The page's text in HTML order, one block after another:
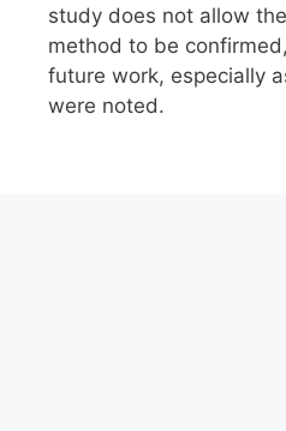
study does not allow
method to be
future work, especially
were noted.